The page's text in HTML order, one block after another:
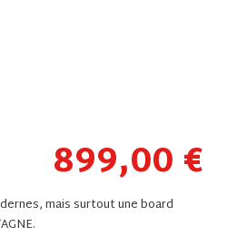
899,00 €
mais surtout une board